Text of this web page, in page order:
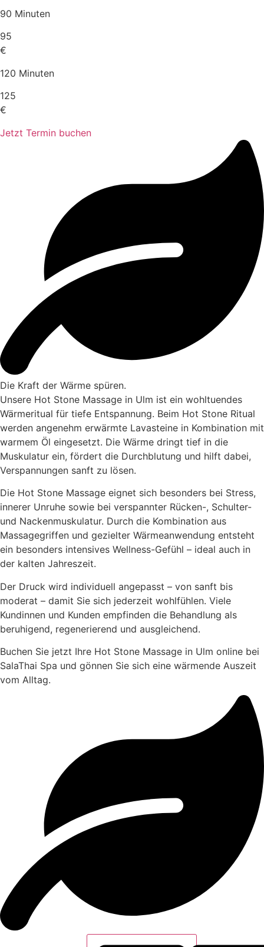
90 Minuten
95
€
120 Minuten
125
€
Jetzt Termin buchen
Die Kraft der Wärme spüren.
Unsere Hot Stone Massage in Ulm ist ein wohltuendes
Wärmeritual für tiefe Entspannung. Beim Hot Stone Ritual
werden angenehm erwärmte Lavasteine in Kombination mit
warmem Öl eingesetzt. Die Wärme dringt tief in die
Muskulatur ein, fördert die Durchblutung und hilft dabei,
Verspannungen sanft zu lösen.
Die Hot Stone Massage eignet sich besonders bei Stress,
innerer Unruhe sowie bei verspannter Rücken-, Schulter-
und Nackenmuskulatur. Durch die Kombination aus
Massagegriffen und gezielter Wärmeanwendung entsteht
ein besonders intensives Wellness-Gefühl – ideal auch in
der kalten Jahreszeit.
Der Druck wird individuell angepasst – von sanft bis
moderat – damit Sie sich jederzeit wohlfühlen. Viele
Kundinnen und Kunden empfinden die Behandlung als
beruhigend, regenerierend und ausgleichend.
Buchen Sie jetzt Ihre Hot Stone Massage in Ulm online bei
SalaThai Spa und gönnen Sie sich eine wärmende Auszeit
vom Alltag.